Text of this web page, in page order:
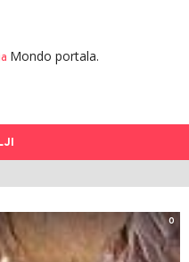
Mondo portala.
0